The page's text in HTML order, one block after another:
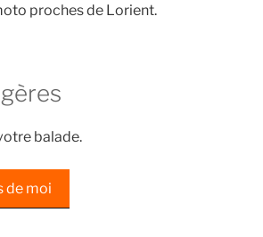
proches de Lorient.
balade.
de moi